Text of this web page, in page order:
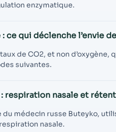
enzymatique.
: ce qui déclenche l’envie
de CO2, et non
suivantes.
respiration nasale et
médecin russe Buteyko,
nasale.